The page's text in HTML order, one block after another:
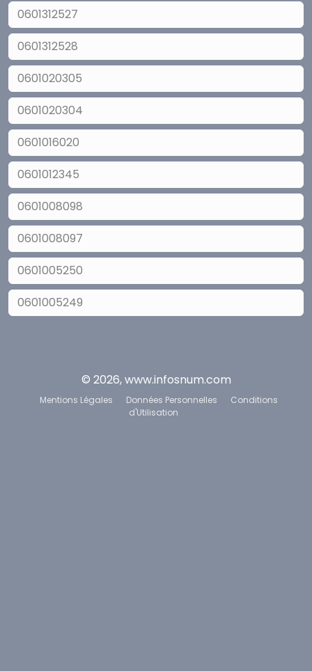
0601312527
0601312528
0601020305
0601020304
0601016020
0601012345
0601008098
0601008097
0601005250
0601005249
© 2026, www.infosnum.com
Mentions Légales Données Personnelles
Conditions
d'Utilisation